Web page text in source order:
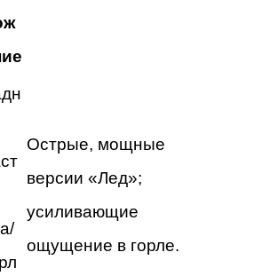
Острые, мощные
версии «Лед»;
усиливающие
ощущение в горле.